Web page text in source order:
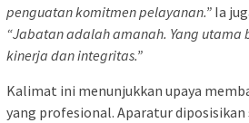
penguatan komitmen pelayanan.” Ia
“Jabatan adalah amanah. Yang utama
kinerja dan integritas.”
Kalimat ini menunjukkan upaya
yang profesional. Aparatur